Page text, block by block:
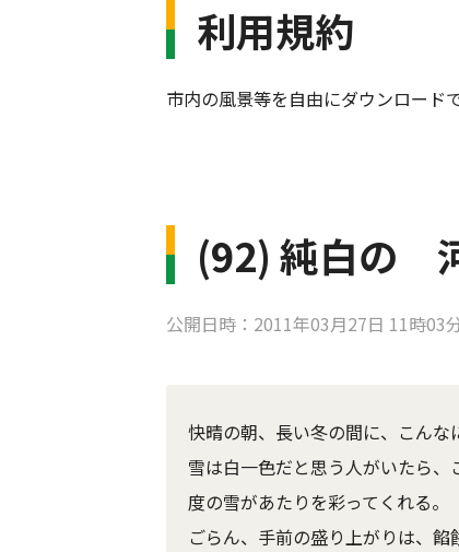
利用規約
市内の風景等を自由にダウンロード
(92) 純白の
公開日時：2011年03月27日 11時03
快晴の朝、長い冬の間に、こんな
雪は白一色だと思う人がいたら
度の雪があたりを彩ってくれる。
ごらん、手前の盛り上がりは、